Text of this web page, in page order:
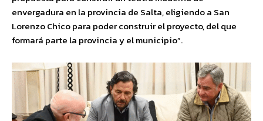
envergadura en la provincia de Salta, eligiendo a San
Lorenzo Chico para poder construir el proyecto, del que
formará parte la provincia y el municipio”.